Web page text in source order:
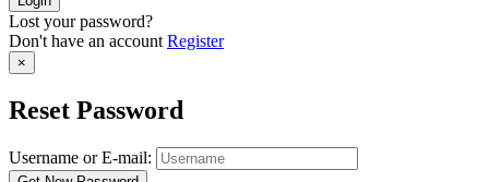
Lost your password?
Don't have an account Register
×
Reset Password
Username or E-mail: